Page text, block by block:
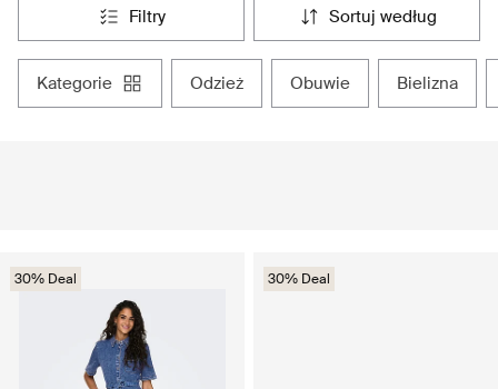
filtry sortuj według
kategorie odzież obuwie bielizna
30% Deal 30% Deal